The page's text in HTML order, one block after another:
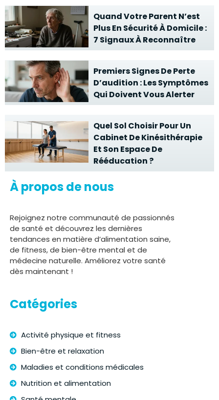
Quand Votre Parent N’est
Plus En Sécurité À Domicile :
7 Signaux À Reconnaître
Premiers Signes De Perte
D’audition : Les Symptômes
Qui Doivent Vous Alerter
Quel Sol Choisir Pour Un
Cabinet De Kinésithérapie
Et Son Espace De
Rééducation ?
À propos de nous
Rejoignez notre communauté de passionnés
de santé et découvrez les dernières
tendances en matière d’alimentation saine,
de fitness, de bien-être mental et de
médecine naturelle. Améliorez votre santé
dès maintenant !
Catégories
Activité physique et fitness
Bien-être et relaxation
Maladies et conditions médicales
Nutrition et alimentation